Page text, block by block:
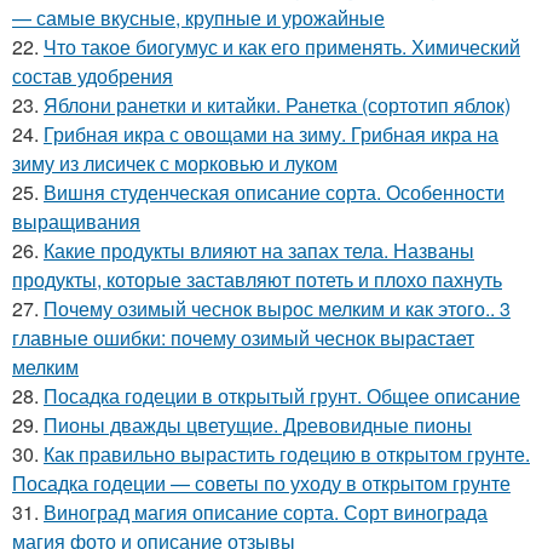
— самые вкусные, крупные и урожайные
22. Что такое биогумус и как его применять. Химический
состав удобрения
23. Яблони ранетки и китайки. Ранетка (сортотип яблок)
24. Грибная икра с овощами на зиму. Грибная икра на
зиму из лисичек с морковью и луком
25. Вишня студенческая описание сорта. Особенности
выращивания
26. Какие продукты влияют на запах тела. Названы
продукты, которые заставляют потеть и плохо пахнуть
27. Почему озимый чеснок вырос мелким и как этого.. 3
главные ошибки: почему озимый чеснок вырастает
мелким
28. Посадка годеции в открытый грунт. Общее описание
29. Пионы дважды цветущие. Древовидные пионы
30. Как правильно вырастить годецию в открытом грунте.
Посадка годеции — советы по уходу в открытом грунте
31. Виноград магия описание сорта. Сорт винограда
магия фото и описание отзывы